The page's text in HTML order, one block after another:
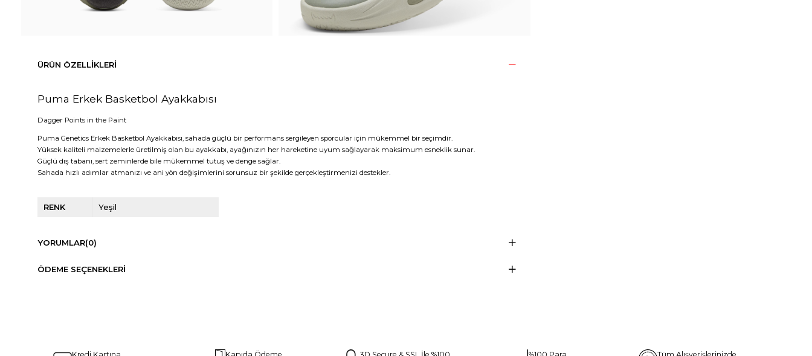
ÜRÜN ÖZELLIKLERI
Puma Erkek Basketbol Ayakkabısı
Dagger Points in the Paint
Puma Genetics Erkek Basketbol Ayakkabısı, sahada güçlü bir performans sergileyen sporcular için mükemmel bir seçimdir.
Yüksek kaliteli malzemelerle üretilmiş olan bu ayakkabı, ayağınızın her hareketine uyum sağlayarak maksimum esneklik sunar.
Güçlü dış tabanı, sert zeminlerde bile mükemmel tutuş ve denge sağlar.
Sahada hızlı adımlar atmanızı ve ani yön değişimlerini sorunsuz bir şekilde gerçekleştirmenizi destekler.
RENK Yeşil
YORUMLAR(0)
ÖDEME SEÇENEKLERI